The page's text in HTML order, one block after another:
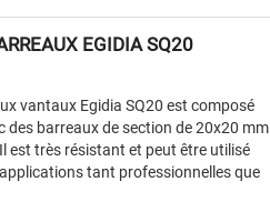
EGIDIA SQ20
vantaux Egidia SQ20 est composé
des barreaux de section de 20x20 mm
est très résistant et peut être utilisé
tant professionnelles que